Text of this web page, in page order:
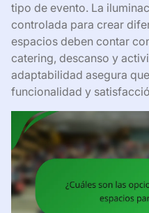
tipo de evento. La
controlada para crear
espacios deben contar
catering, descanso y
adaptabilidad asegura
funcionalidad y